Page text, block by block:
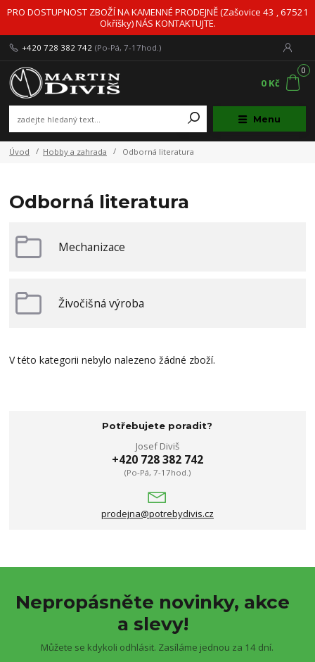
PRO DOSTUPNOST ZBOŽÍ NA KAMENNÉ PRODEJNĚ (Zašovice 43 , 67521
Okříšky) NÁS KONTAKTUJTE.
Menu
+420 728 382 742 (Po-Pá, 7-17hod.)
0
0 Kč
Úvod Hobby a zahrada Odborná literatura
Odborná literatura
Mechanizace
Živočišná výroba
V této kategorii nebylo nalezeno žádné zboží.
Potřebujete poradit?
Josef Diviš
+420 728 382 742
(Po-Pá, 7-17hod.)
prodejna@potrebydivis.cz
Nepropásněte novinky, akce
a slevy!
Můžete se kdykoli odhlásit. Zasíláme jednou za 14 dní.